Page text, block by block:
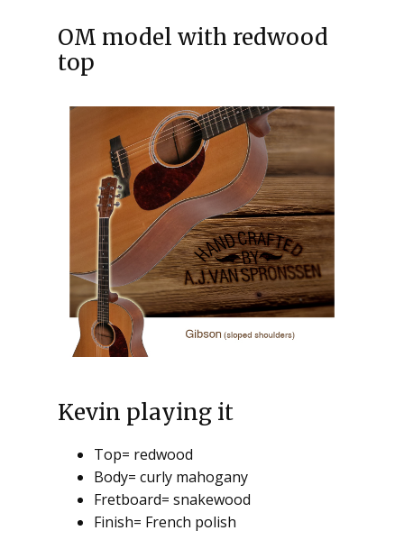
OM model with redwood
top
Kevin playing it
Top= redwood
Body= curly mahogany
Fretboard= snakewood
Finish= French polish